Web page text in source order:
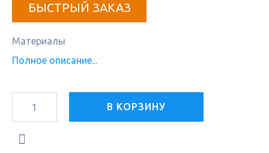
БЫСТРЫЙ ЗАКАЗ
Материалы
Полное описание...
В КОРЗИНУ